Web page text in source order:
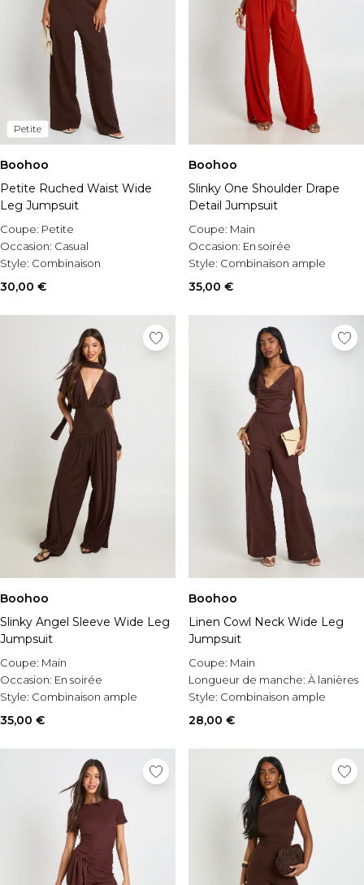
Petite
Boohoo
Petite Ruched Waist Wide
Leg Jumpsuit
Coupe: Petite
Occasion: Casual
Style: Combinaison
30,00 €
Boohoo
Slinky One Shoulder Drape
Detail Jumpsuit
Coupe: Main
Occasion: En soirée
Style: Combinaison ample
35,00 €
Boohoo
Slinky Angel Sleeve Wide Leg
Jumpsuit
Coupe: Main
Occasion: En soirée
Style: Combinaison ample
35,00 €
Boohoo
Linen Cowl Neck Wide Leg
Jumpsuit
Coupe: Main
Longueur de manche: À lanières
Style: Combinaison ample
28,00 €